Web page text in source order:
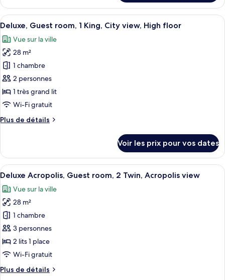
room,
1
King,
Acropolis
view
le
type
de
Deluxe
Acropolis,
Guest
room,
King,
Acropolis
view
Afficher
toutes
les
photos
pour
ce
type
de
chambre :
Deluxe,
1
King,
City
view,
High
floor
Une chambre d’hôtel avec un
3
Deluxe, Guest room, 1 King, City view, High floor
Vue sur la ville
28 m²
1 chambre
2 personnes
1 très grand lit
Wi-Fi gratuit
Plus de détails
Plus
le
type
de
Deluxe,
Guest
room,
King,
City
view,
High
Voir les prix pour vos dates
Afficher
toutes
les
photos
pour
ce
type
de
chambre :
Deluxe
Une chambre d’hôtel avec deux lits,
3
Deluxe Acropolis, Guest room, 2 Twin, Acropolis view
Vue sur la ville
28 m²
1 chambre
3 personnes
2 lits 1 place
Wi-Fi gratuit
Plus de détails
Plus